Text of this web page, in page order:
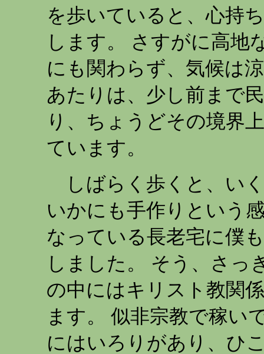
を歩いていると、心持
します。 さすがに高地
にも関わらず、気候は
あたりは、少し前まで
り、ちょうどその境界
ています。
しばらく歩くと、い
いかにも手作りという
なっている長老宅に僕
しました。 そう、さっ
の中にはキリスト教関
ます。 似非宗教で稼い
にはいろりがあり、ひ